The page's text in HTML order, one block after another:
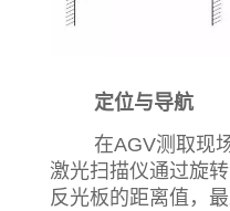
定位与导航
在AGV测取现场
激光扫描仪通过旋
反光板的距离值，